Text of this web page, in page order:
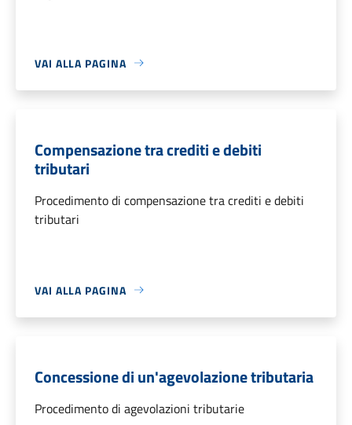
VAI ALLA PAGINA
Compensazione tra crediti e debiti
tributari
Procedimento di compensazione tra crediti e debiti
tributari
VAI ALLA PAGINA
Concessione di un'agevolazione tributaria
Procedimento di agevolazioni tributarie